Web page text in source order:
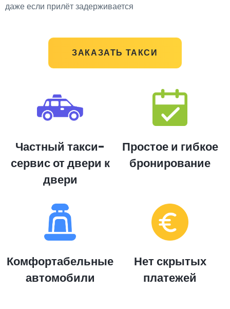
ЗАКАЗАТЬ ТАКСИ
даже если прилёт задерживается
Частный такси-
сервис от двери к
двери
Простое и гибкое
бронирование
Комфортабельные
автомобили
Нет скрытых
платежей